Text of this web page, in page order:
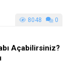
8048 0
Açabilirsiniz?